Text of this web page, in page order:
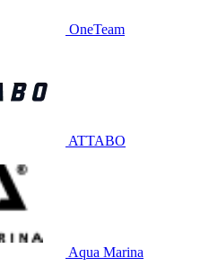
OneTeam
ATTABO
Aqua Marina